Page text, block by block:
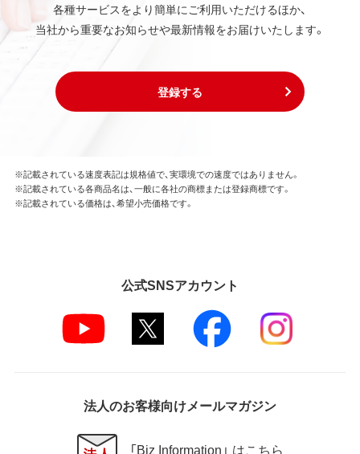
各種サービスをより簡単にご利用いただけるほか、
当社から重要なお知らせや最新情報をお届けいたします。
登録する
※記載されている速度表記は規格値で、実環境での速度ではありません。
※記載されている各商品名は、一般に各社の商標または登録商標です。
※記載されている価格は、希望小売価格です。
公式SNSアカウント
法人のお客様向けメールマガジン
「Biz Information」 はこちら